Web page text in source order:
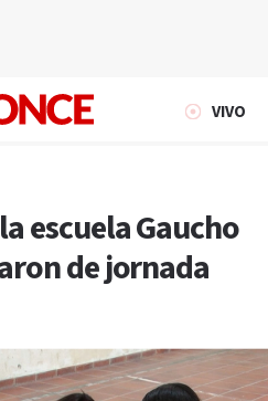
VIVO
escuela Gaucho
de jornada